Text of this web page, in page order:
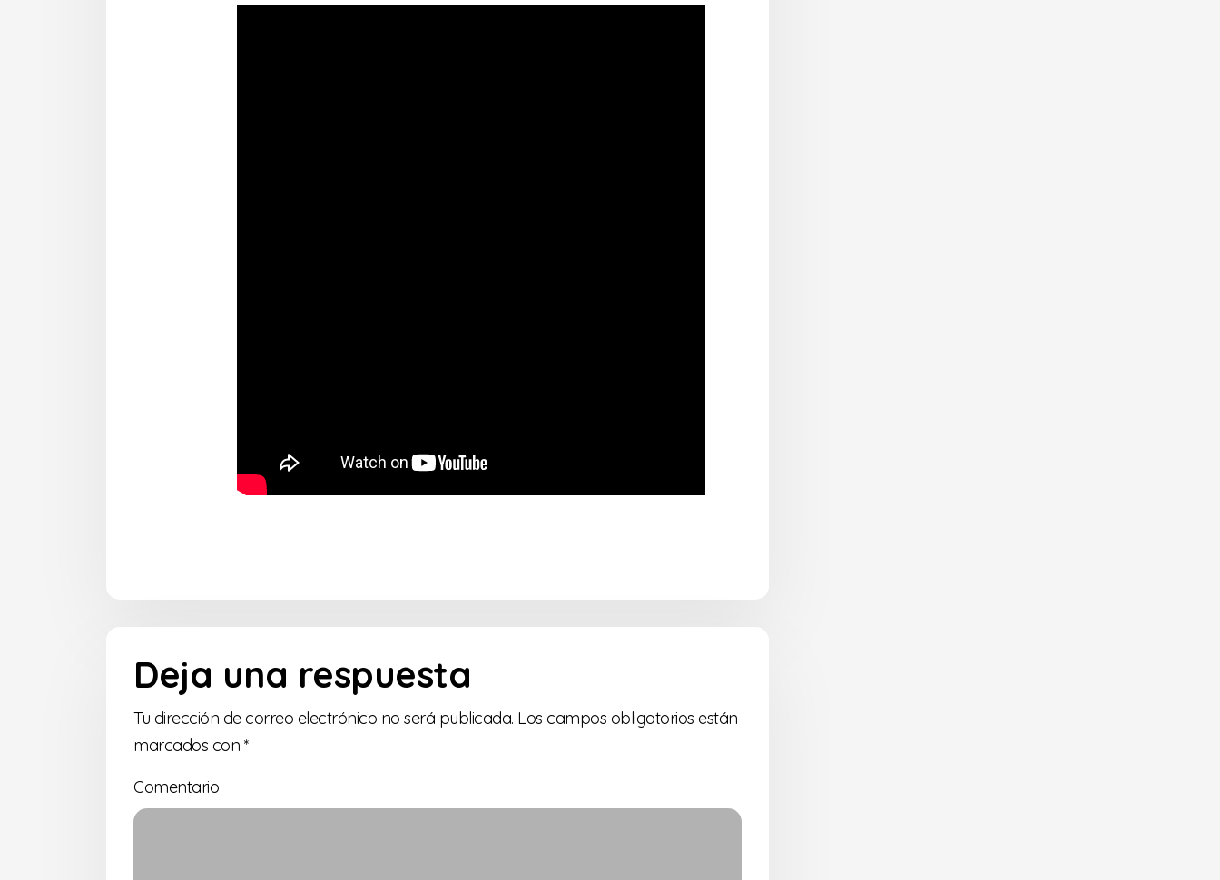
Deja una respuesta
Tu dirección de correo electrónico no será publicada. Los campos obligatorios están
marcados con *
Comentario